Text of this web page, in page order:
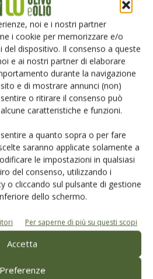
noi e i nostri partner
i cookie per memorizzare e/o
del dispositivo. Il consenso a queste
e ai nostri partner di elaborare
durante la navigazione
e di mostrare annunci (non)
o ritirare il consenso può
caratteristiche e funzioni.
a quanto sopra o per fare
saranno applicate solamente a
le impostazioni in qualsiasi
del consenso, utilizzando i
o cliccando sul pulsante di gestione
dello schermo.
Per saperne di più su questi scopi
Accetta
Preferenze
newsletter
riservati. Sede legale Via Eritrea 21 -
n. 69 del 05/03/2014. Precedentemente
n. 6776 del 04/03/1998
- DL 353/2003 conv. L. 46/2004, art. 1c.1:
2014